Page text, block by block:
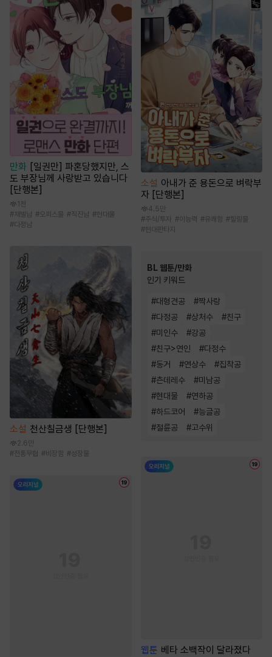
만화 [일권만] 파혼당했지만, 스
도 부장님께 사랑받고 있습니다
[단행본]
1천
# 재벌남 #오피스물 #직진남 #현대물
#다정남
소설 천산칠금생 [단행본]
2.6만
#전통무협 #비장함 #성장물
소설 아내가 준 용돈으로 벼락부
자 [단행본]
4.5만
#주식/투자 #이능력 #유쾌함 #힐링물
#현대판타지
BL 웹툰/만화
인기 키워드
#대형견공 #짝사랑
#다정공 #상처수 #친구
#미인수 #강공
#친구>연인 #다정수
#동거 #연상수 #집착공
#츤데레수 #미남공
#현대물 #연하공
#하드코어 #능글공
#절륜공 #고수위
웹툰 베타 소백작이 달라졌다